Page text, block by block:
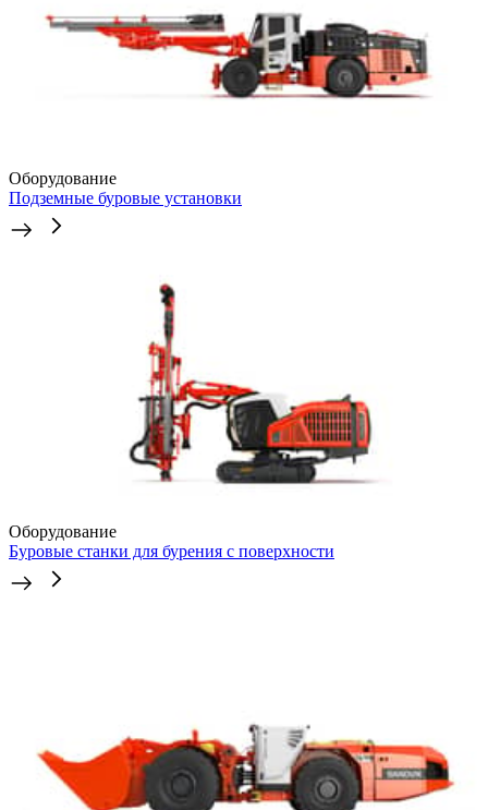
Оборудование
Подземные буровые установки
Оборудование
Буровые станки для бурения с поверхности